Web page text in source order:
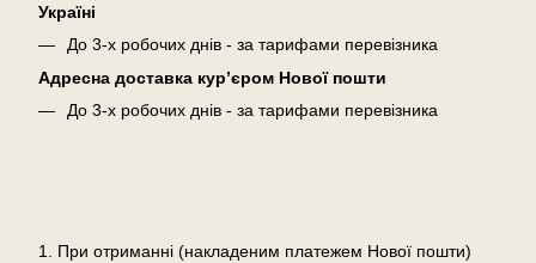
Україні
До 3-х робочих днів - за тарифами перевізника
Адресна доставка кур’єром Нової пошти
До 3-х робочих днів - за тарифами перевізника
1. При отриманні (накладеним платежем Нової пошти)